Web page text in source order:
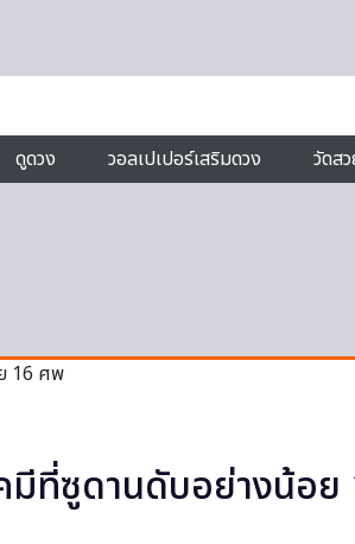
ดูดวง วอลเปเปอร์เสริมดวง วัดส
คมีที่ซูดานดับอย่างน้อย